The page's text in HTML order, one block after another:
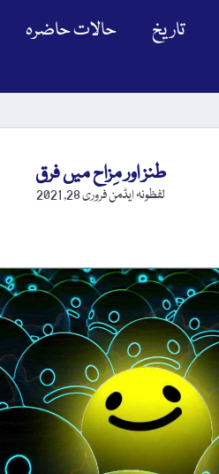
تاریخ حالات حاضرہ
طنز اور مِزاح میں فرق
لفظونہ ایڈمنفروری 28, 2021